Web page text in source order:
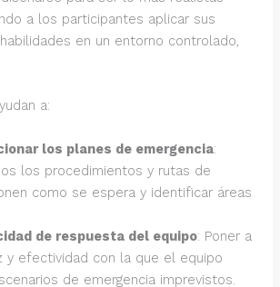
a los participantes aplicar sus
en un entorno controlado,
a:
los planes de emergencia:
los procedimientos y rutas de
como se espera y identificar áreas
de respuesta del equipo: Poner a
y efectividad con la que el equipo
de emergencia imprevistos.